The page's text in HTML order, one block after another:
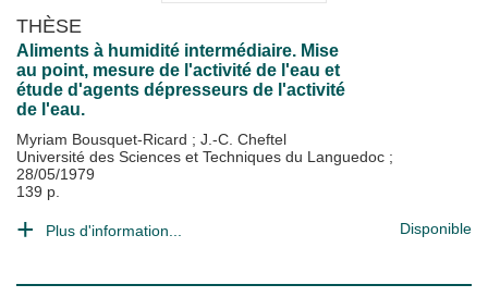
THÈSE
Aliments à humidité intermédiaire. Mise
au point, mesure de l'activité de l'eau et
étude d'agents dépresseurs de l'activité
de l'eau.
Myriam Bousquet-Ricard ; J.-C. Cheftel
Université des Sciences et Techniques du Languedoc ;
28/05/1979
139 p.
Plus d'information... Disponible